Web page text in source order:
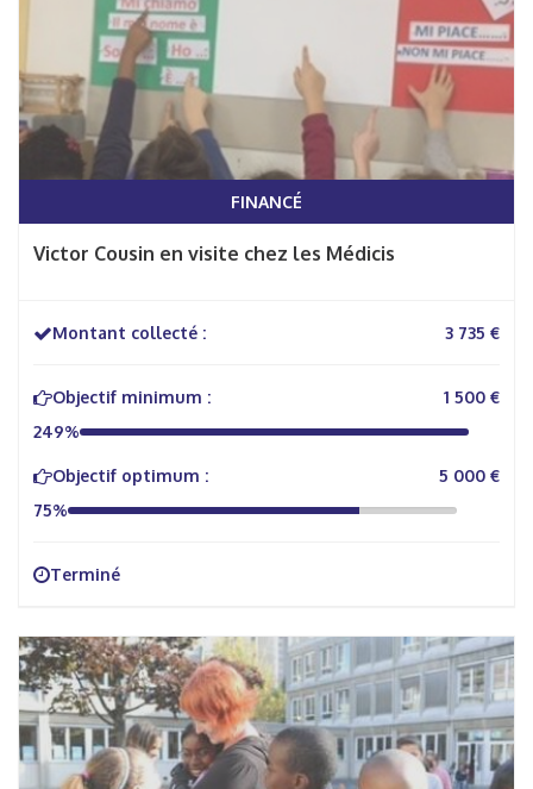
FINANCÉ
Victor Cousin en visite chez les Médicis
Montant collecté : 3 735 €
Objectif minimum :
1 500 €
249%
Objectif optimum :
5 000 €
75%
Terminé